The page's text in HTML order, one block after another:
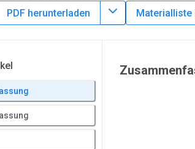
⸱ 9. Februar 2024
1,Chrisitna Dimitriou1,Freyja
of Cambridge
PDF herunterladen Materialliste